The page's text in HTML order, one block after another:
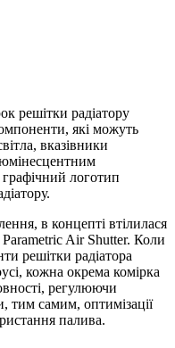
решітки радіатору
які можуть
вказівники
графічний логотип
в концепті втілилася
Parametric Air Shutter. Коли
решітки радіатора
кожна окрема комірка
регулюючи
тим самим, оптимізації
палива.